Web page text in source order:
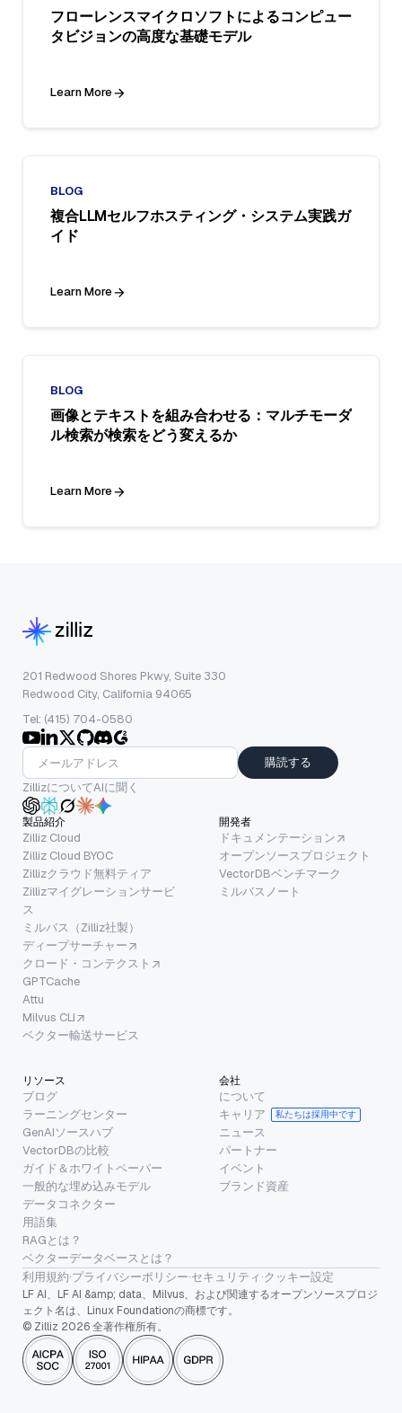
フローレンスマイクロソフトによるコンピュー
タビジョンの高度な基礎モデル
Learn More
BLOG
複合LLMセルフホスティング・システム実践ガ
イド
Learn More
BLOG
画像とテキストを組み合わせる：マルチモーダ
ル検索が検索をどう変えるか
Learn More
201 Redwood Shores Pkwy, Suite 330
Redwood City, California 94065
Tel: (415) 704-0580
購読する
ZillizについてAIに聞く
製品紹介
Zilliz Cloud
Zilliz Cloud BYOC
Zillizクラウド無料ティア
Zillizマイグレーションサービ
ス
ミルバス（Zilliz社製）
ディープサーチャー
クロード・コンテクスト
GPTCache
Attu
Milvus CLI
ベクター輸送サービス
開発者
ドキュメンテーション
オープンソースプロジェクト
VectorDBベンチマーク
ミルバスノート
リソース
ブログ
ラーニングセンター
GenAIソースハブ
VectorDBの比較
ガイド＆ホワイトペーパー
一般的な埋め込みモデル
データコネクター
用語集
RAGとは？
ベクターデータベースとは？
会社
について
キャリア
私たちは採用中です
ニュース
パートナー
イベント
ブランド資産
利用規約·プライバシーポリシー·セキュリティ ·クッキー設定
LF AI、LF AI &amp; data、Milvus、および関連するオープンソースプロジ
ェクト名は、Linux Foundationの商標です。
© Zilliz 2026 全著作権所有。